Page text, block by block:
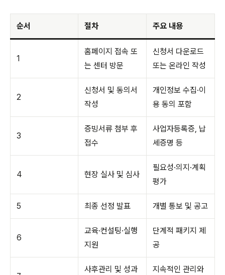
순서 절차 주요 내용
1
홈페이지 접속 또
는 센터 방문
신청서 다운로드
또는 온라인 작성
2
신청서 및 동의서
작성
개인정보 수집·이
용 동의 포함
3
증빙서류 첨부 후
접수
사업자등록증, 납
세증명 등
4 현장 실사 및 심사
필요성·의지·계획
평가
5 최종 선정 발표 개별 통보 및 공고
6
교육·컨설팅·실행
지원
단계적 패키지 제
공
사후관리 및 성과 지속적인 관리와